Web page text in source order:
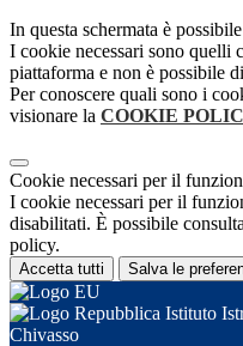
In questa schermata è
I cookie necessari sono quelli
piattaforma e non è possibile
Per conoscere quali sono i
visionare la COOKIE
Cookie necessari per il
I cookie necessari per il
disabilitati. È possibile
policy.
Accetta tutti Salva le
Istituto
Chivasso